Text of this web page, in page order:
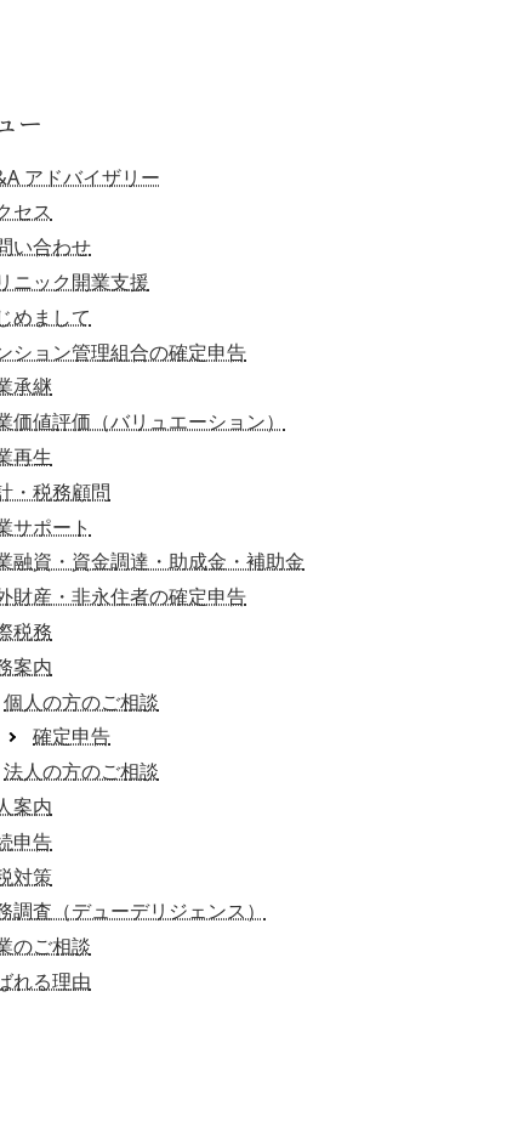
ー
アドバイザリー
セス
い合わせ
ニック開業支援
めまして
ション管理組合の確定申告
承継
価値評価（バリュエーション）
再生
・税務顧問
サポート
融資・資金調達・助成金・補助金
財産・非永住者の確定申告
税務
案内
個人の方のご相談
確定申告
法人の方のご相談
案内
申告
対策
調査（デューデリジェンス）
のご相談
れる理由